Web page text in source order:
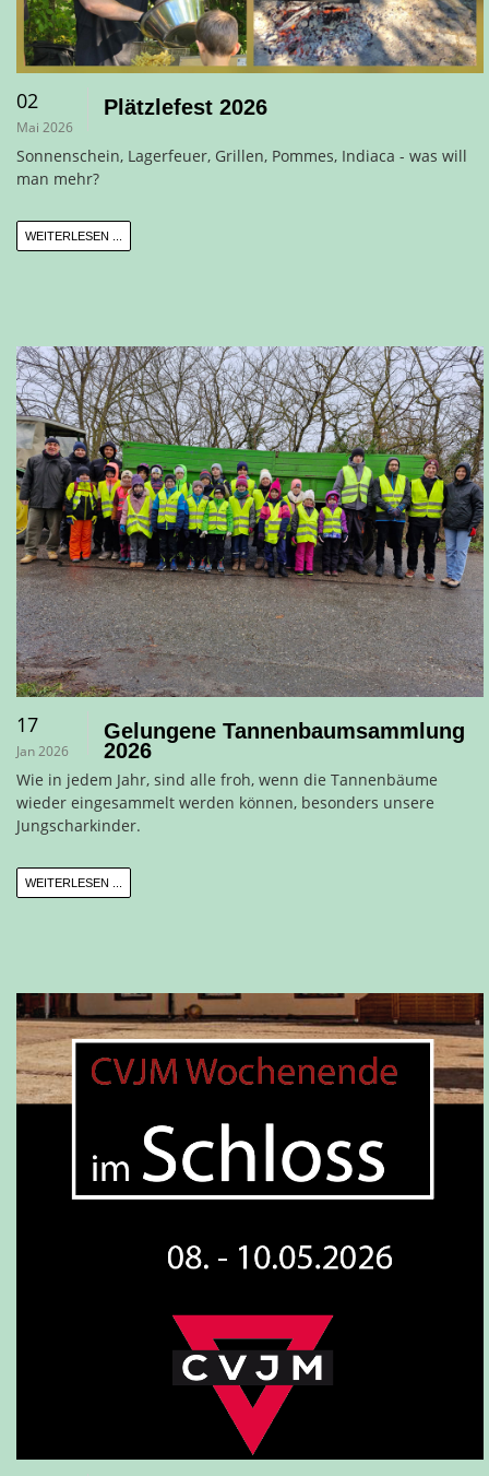
02
Mai 2026
Plätzlefest 2026
Sonnenschein, Lagerfeuer, Grillen, Pommes, Indiaca - was will
man mehr?
WEITERLESEN ...
17
Jan 2026
Gelungene Tannenbaumsammlung
2026
Wie in jedem Jahr, sind alle froh, wenn die Tannenbäume
wieder eingesammelt werden können, besonders unsere
Jungscharkinder.
WEITERLESEN ...